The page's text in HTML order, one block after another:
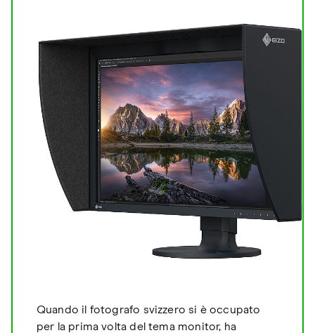
Quando il fotografo svizzero si è occupato
per la prima volta del tema monitor, ha